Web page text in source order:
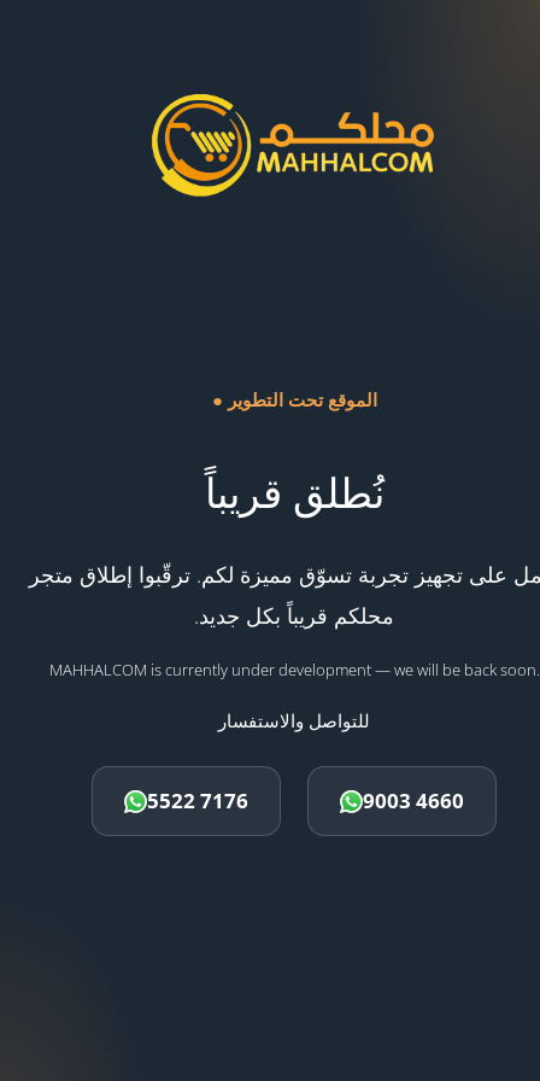
● الموقع تحت التطوير
نُطلق قريباً
على تجهيز تجربة تسوّق مميزة لكم. ترقّبوا إطلاق متجر
محلكم قريباً بكل جديد.
MAHHALCOM is currently under development — we will be back soon.
للتواصل والاستفسار
5522 7176 9003 4660